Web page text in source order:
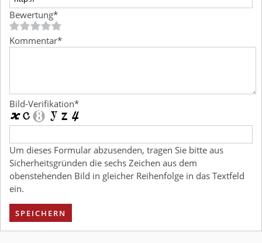
Bewertung*
Kommentar*
Bild-Verifikation*
Um dieses Formular abzusenden, tragen Sie bitte aus
Sicherheitsgründen die sechs Zeichen aus dem
obenstehenden Bild in gleicher Reihenfolge in das Textfeld
ein.
SPEICHERN